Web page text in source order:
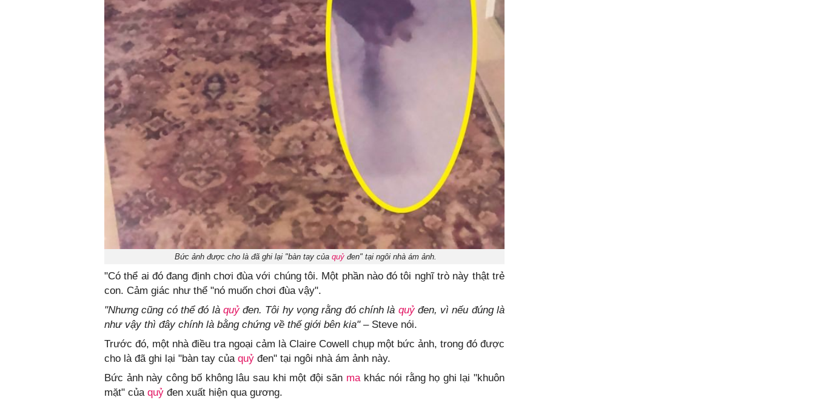
Bức ảnh được cho là đã ghi lại "bàn tay của quỷ đen" tại ngôi nhà ám ảnh.
"Có thể ai đó đang định chơi đùa với chúng tôi. Một phần nào đó tôi nghĩ trò này thật trẻ
con. Cảm giác như thể "nó muốn chơi đùa vậy".
"Nhưng cũng có thể đó là quỷđen. Tôi hy vọng rằng đó chính là quỷđen, vì nếu đúng là
như vậy thì đây chính là bằng chứng về thế giới bên kia"– Steve nói.
Trước đó, một nhà điều tra ngoại cảm là Claire Cowell chụp một bức ảnh, trong đó được
cho là đã ghi lại "bàn tay của quỷ đen" tại ngôi nhà ám ảnh này.
Bức ảnh này công bố không lâu sau khi một đội săn makhác nói rằng họ ghi lại "khuôn
mặt" của quỷ đen xuất hiện qua gương.